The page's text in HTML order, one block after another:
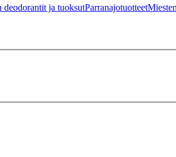
deodorantit ja tuoksutParranajotuotteet